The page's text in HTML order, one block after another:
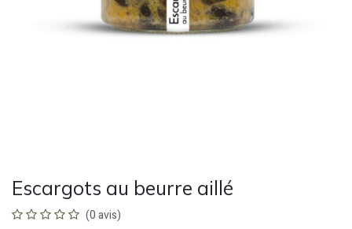
Escargots au beurre aillé
(0 avis)